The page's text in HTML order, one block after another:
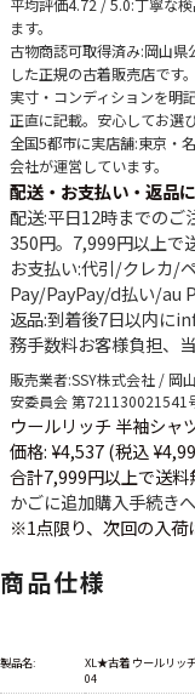
平均評価4.72 / 5.0:丁寧な
ます。
古物商認可取得済み:岡山県
した正規の古着販売店です。
実寸・コンディションを明
正直に記載。安心してお選
全国5都市に実店舗:東京・
会社が運営しています。
配送・お支払い・返品
配送:平日12時までのご
350円。 7,999円以上で
お支払い:代引/クレカ/
Pay/PayPay/d払い/au
返品:到着後7日以内に
務手数料お客様負担、
販売業者:SSY株式会社 / 岡
安委員会 第721130021541
ウールリッチ 半袖シャ
価格: ¥4,537 (税込
合計7,999円以上で送料
かごに追加購入手続きへ
※1点限り、次回の入荷
商品仕様
製品名:
XL★古着 ウールリッ
04